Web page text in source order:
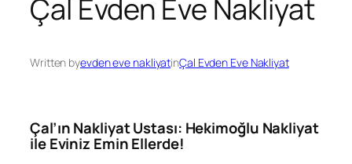
Çal Evden Eve Nakliyat
Written byevden eve nakliyatinÇal Evden Eve Nakliyat
Çal’ın Nakliyat Ustası: Hekimoğlu Nakliyat
ile Eviniz Emin Ellerde!